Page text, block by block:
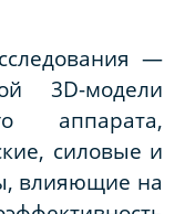
—
3D-модели
аппарата,
силовые и
влияющие на